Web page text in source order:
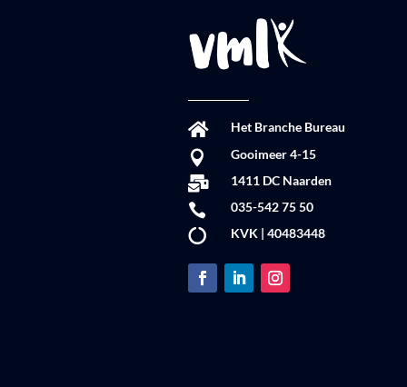
 Het Branche Bureau
 Gooimeer 4-15
 1411 DC Naarden
 035-542 75 50
 KVK | 40483448